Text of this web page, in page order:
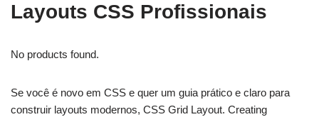
Layouts CSS Profissionais
No products found.
Se você é novo em CSS e quer um guia prático e claro para
construir layouts modernos, CSS Grid Layout. Creating